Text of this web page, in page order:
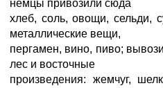
немцы привозили сюда
хлеб, соль, овощи, сельди,
металлические вещи,
пергамен, вино, пиво;
лес и восточные
произведения: жемчуг,